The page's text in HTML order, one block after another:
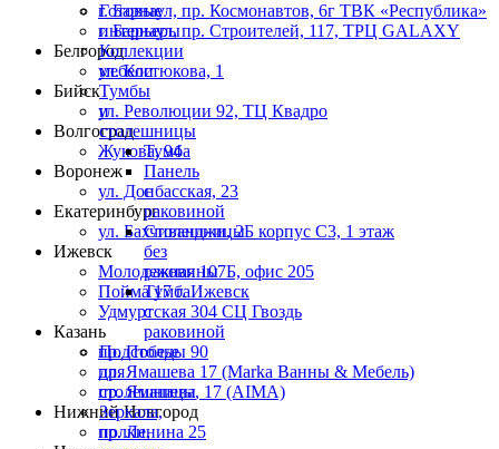
Готовые
интерьеры
Коллекции
мебели
Тумбы
и
столешницы
Тумба
Панель
с
раковиной
Столешницы
без
раковины
Тумба
с
раковиной
Подстолье
для
столешницы
Зеркала,
полки,
г. Барнаул, пр. Космонавтов, 6г ТВК «Республика»
г. Барнаул, пр. Строителей, 117, ТРЦ GALAXY
Белгород
ул. Костюкова, 1
Бийск
ул. Революции 92, ТЦ Квадро
Волгоград
Жукова, 94
Воронеж
ул. Донбасская, 23
Екатеринбург
ул. Бахчиванджи, 2Б корпус С3, 1 этаж
Ижевск
Молодежная 107Б, офис 205
Пойма 17 г. Ижевск
Удмуртская 304 СЦ Гвоздь
Казань
пр. Победы 90
пр. Ямашева 17 (Marka Ванны & Мебель)
пр. Ямашева, 17 (AIMA)
Нижний Новгород
пр. Ленина 25